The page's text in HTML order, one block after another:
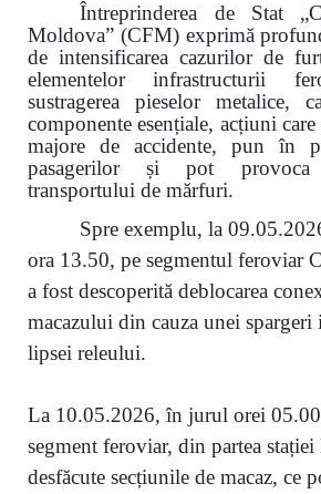
Întreprinderea de Stat
Moldova” (CFM) exprimă
de intensificarea cazurilor de
elementelor infrastructurii
sustragerea pieselor metalice,
componente esențiale, acțiuni
majore de accidente, pun în
pasagerilor și pot
transportului de mărfuri.
Spre exemplu, la
ora 13.50, pe segmentul feroviar
a fost descoperită deblocarea
macazului din cauza unei spargeri
lipsei releului.
La 10.05.2026, în jurul orei
segment feroviar, din partea stației
desfăcute secțiunile de macaz, ce